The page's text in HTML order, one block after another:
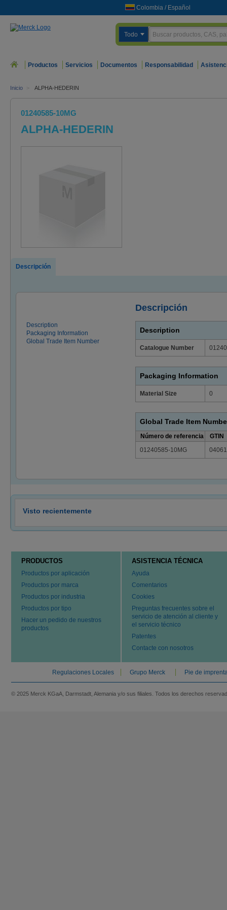
Colombia / Español
Todo
Productos Servicios Documentos Responsabilidad
Inicio > ALPHA-HEDERIN
01240585-10MG
ALPHA-HEDERIN
Descripción
Descripción
Description
Packaging Information
Global Trade Item Number
Description
Catalogue Number
Packaging Information
Material Size 0
Global Trade Item
Número de referencia
GTIN
01240585-10MG
Visto recientemente
PRODUCTOS
Productos por aplicación
Productos por marca
Productos por industria
Productos por tipo
Hacer un pedido de nuestros
productos
ASISTENCIA TÉCNICA
Ayuda
Comentarios
Cookies
Preguntas frecuentes sobre el
servicio de atención al cliente y
el servicio técnico
Patentes
Contacte con nosotros
Regulaciones Locales Grupo Merck Pie de
© 2025 Merck KGaA, Darmstadt, Alemania y/o sus filiales. Todos los derechos